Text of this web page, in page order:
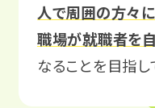
人で周囲の方々
職場が就職者を
なることを目指し